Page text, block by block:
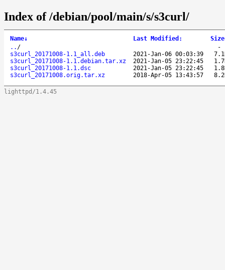
Index of /debian/pool/main/s/s3curl/
Name↓ Last Modified : Size
.. /
s3curl_20171008-1.1_all.deb
2021-Jan-06 00:03:39
s3curl_20171008-1.1.debian.tar.xz
2021-Jan-05 23:22:45
s3curl_20171008-1.1.dsc
2021-Jan-05 23:22:45
s3curl_20171008.orig.tar.xz
2018-Apr-05 13:43:57
lighttpd/1.4.45